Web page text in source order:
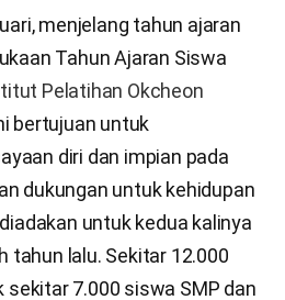
menjelang tahun ajaran
Tahun Ajaran Siswa
Pelatihan Okcheon
bertujuan untuk
diri dan impian pada
dukungan untuk kehidupan
untuk kedua kalinya
tahun lalu. Sekitar 12.000
sekitar 7.000 siswa SMP dan